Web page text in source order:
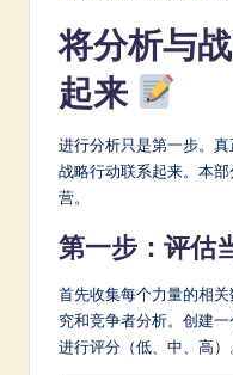
将分析与
起来
进行分析只是第一步。
战略行动联系起来。本
营。
第一步：评估
首先收集每个力量的相
究和竞争者分析。创建
进行评分（低、中、高）